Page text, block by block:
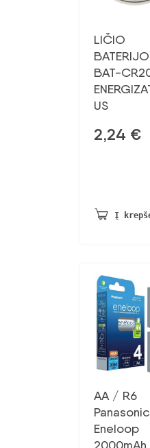
LIČIO
BAT-
US
2,24 €
Į
AA / R6
Panasonic
Eneloop
2000mAh